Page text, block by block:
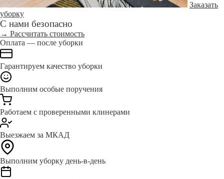
Заказать
уборку
С нами безопасно
→ Рассчитать стоимость
Оплата — после уборки
Гарантируем качество уборки
Выполним особые поручения
Работаем с проверенными клинерами
Выезжаем за МКАД
Выполним уборку день-в-день